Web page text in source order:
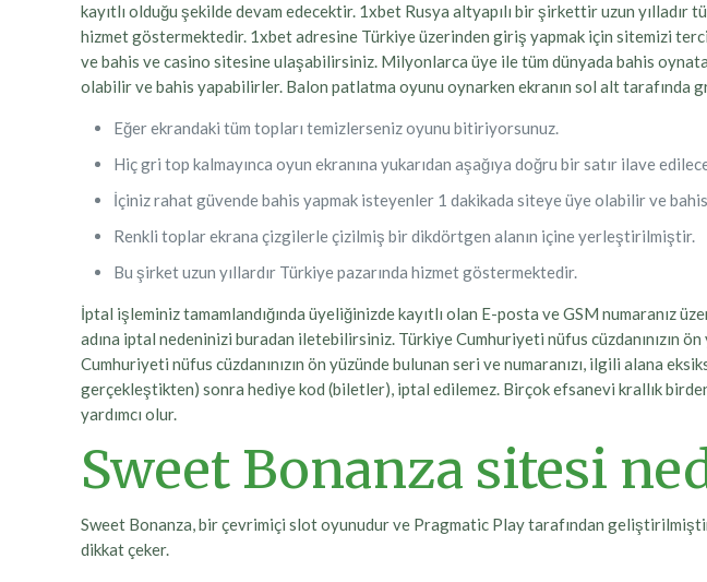
kayıtlı olduğu şekilde devam edecektir. 1xbet Rusya altyapılı bir şirkettir uzun
hizmet göstermektedir. 1xbet adresine Türkiye üzerinden giriş yapmak için sitemizi
ve bahis ve casino sitesine ulaşabilirsiniz. Milyonlarca üye ile tüm dünyada bahis
olabilir ve bahis yapabilirler. Balon patlatma oyunu oynarken ekranın sol alt tarafında
Eğer ekrandaki tüm topları temizlerseniz oyunu bitiriyorsunuz.
Hiç gri top kalmayınca oyun ekranına yukarıdan aşağıya doğru bir satır ilave
İçiniz rahat güvende bahis yapmak isteyenler 1 dakikada siteye üye olabilir ve
Renkli toplar ekrana çizgilerle çizilmiş bir dikdörtgen alanın içine yerleştirilmiştir.
Bu şirket uzun yıllardır Türkiye pazarında hizmet göstermektedir.
İptal işleminiz tamamlandığında üyeliğinizde kayıtlı olan E-posta ve GSM numaranız
adına iptal nedeninizi buradan iletebilirsiniz. Türkiye Cumhuriyeti nüfus cüzdanınızın
Cumhuriyeti nüfus cüzdanınızın ön yüzünde bulunan seri ve numaranızı, ilgili alana
gerçekleştikten) sonra hediye kod (biletler), iptal edilemez. Birçok efsanevi krallık
yardımcı olur.
Sweet Bonanza sitesi
Sweet Bonanza, bir çevrimiçi slot oyunudur ve Pragmatic Play tarafından
dikkat çeker.